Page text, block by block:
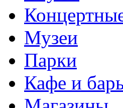
Музеи
Парки
Кафе и